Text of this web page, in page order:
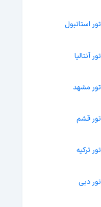
تور استانبول
تور آنتالیا
تور مشهد
تور قشم
تور ترکیه
تور دبی